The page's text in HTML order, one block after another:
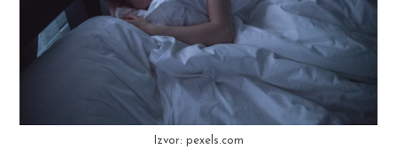
Izvor: pexels.com